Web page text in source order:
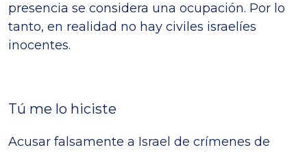
presencia se considera una ocupación. Por lo
tanto, en realidad no hay civiles israelíes
inocentes.
Tú me lo hiciste
Acusar falsamente a Israel de crímenes de